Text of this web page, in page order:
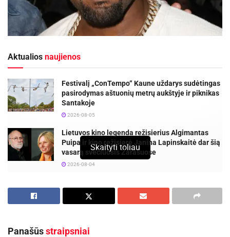
Aktualios naujienos
Festivalį „ConTempo“ Kaune uždarys sudėtingas
pasirodymas aštuonių metrų aukštyje ir piknikas
Santakoje
2026-08-05
Lietuvos kino legenda režisierius Algimantas
Puipa ir kino režisierė Janina Lapinskaitė dar šią
vasarą svečiuosis Zarasuose
2026-08-04
Pasak portalo www.stuff.co.nz
, žiniasklaida,
Skaityti toliau
Panašūsstraipsniai